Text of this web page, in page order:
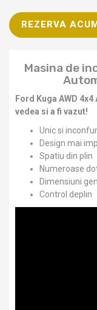
REZERVA ACUM
Masina de
Ford Kuga AWD
vedea si a fi vazut!
Unic si
Design mai
Spatiu din plin
Numeroase
Dimensiuni
Control deplin